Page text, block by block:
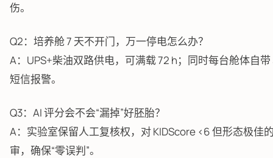
伤。
Q2：培养舱 7 天不开门，万一停电怎么办？
A：UPS+柴油双路供电，可满载 72 h；同时每台舱体自
短信报警。
Q3：AI 评分会不会“漏掉”好胚胎？
A：实验室保留人工复核权，对 KIDScore <6 但形态极佳
审，确保“零误判”。